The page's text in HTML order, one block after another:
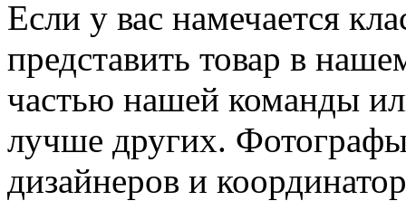
Если у вас намечается
представить товар в
частью нашей команды
лучше других.
дизайнеров и